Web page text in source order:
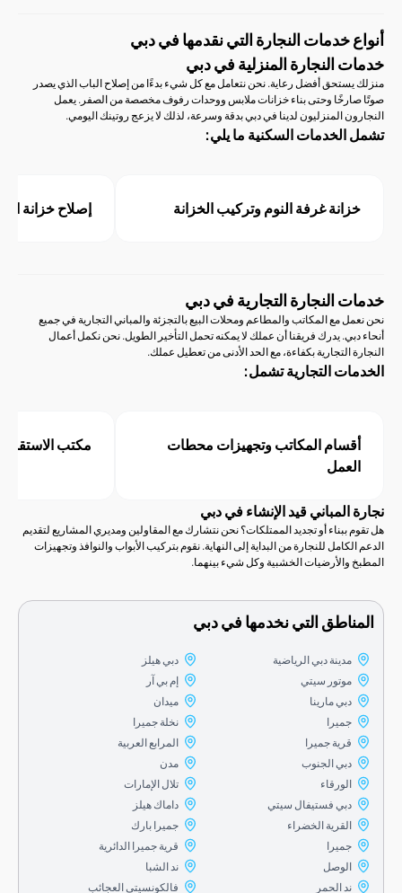
خدمات النجارة التي نقدمها في دبي
النجارة المنزلية في دبي
أفضل رعاية. نحن نتعامل مع كل شيء بدءًا من إصلاح الباب الذي يصدر
وحتى بناء خزانات ملابس ووحدات رفوف مخصصة من الصفر. يعمل
المنزليون لدينا في دبي بدقة وسرعة، لذلك لا يزعج روتينك اليومي.
السكنية ما يلي:
غرفة النوم وتركيب الخزانة إصلاح خزانة المطبخ
النجارة التجارية في دبي
مع المكاتب والمطاعم ومحلات البيع بالتجزئة والمباني التجارية في جميع
يدرك فريقنا أن عملك لا يمكنه تحمل التأخير الطويل. نحن نكمل أعمال
التجارية بكفاءة، مع الحد الأدنى من تعطيل عملك.
التجارية تشمل:
المكاتب وتجهيزات محطات
مكتب الاستقبال وتركيب
قيد الإنشاء في دبي
أو تجديد الممتلكات؟ نحن نتشارك مع المقاولين ومديري المشاريع لتقديم
للنجارة من البداية إلى النهاية. نقوم بتركيب الأبواب والنوافذ وتجهيزات
الخشبية وكل شيء بينهما.
التي نخدمها في دبي
مدينة دبي الرياضية
موتور سيتي
دبي مارينا
قرية جميرا
دبي الجنوب
دبي فستيفال سيتي
القرية الخضراء
ند الحمر
دبي هيلز
نخلة جميرا
المرابع العربية
تلال الإمارات
داماك هيلز
جميرا بارك
قرية جميرا الدائرية
فالكونسيتي العجائب